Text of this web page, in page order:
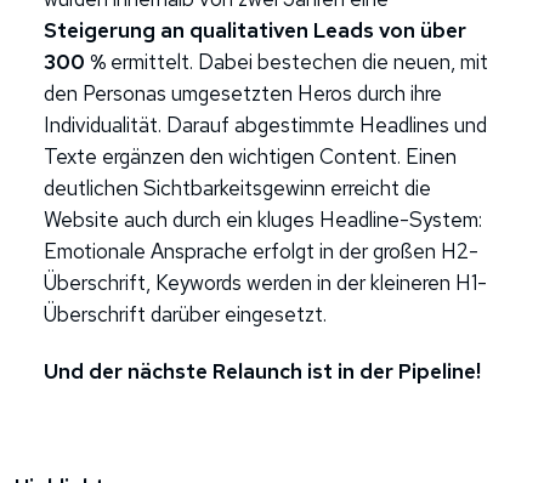
Steigerung an qualitativen Leads von über
300 % ermittelt. Dabei bestechen die neuen, mit
den Personas umgesetzten Heros durch ihre
Individualität. Darauf abgestimmte Headlines und
Texte ergänzen den wichtigen Content. Einen
deutlichen Sichtbarkeitsgewinn erreicht die
Website auch durch ein kluges Headline-System:
Emotionale Ansprache erfolgt in der großen H2-
Überschrift, Keywords werden in der kleineren H1-
Überschrift darüber eingesetzt.
Und der nächste Relaunch ist in der Pipeline!